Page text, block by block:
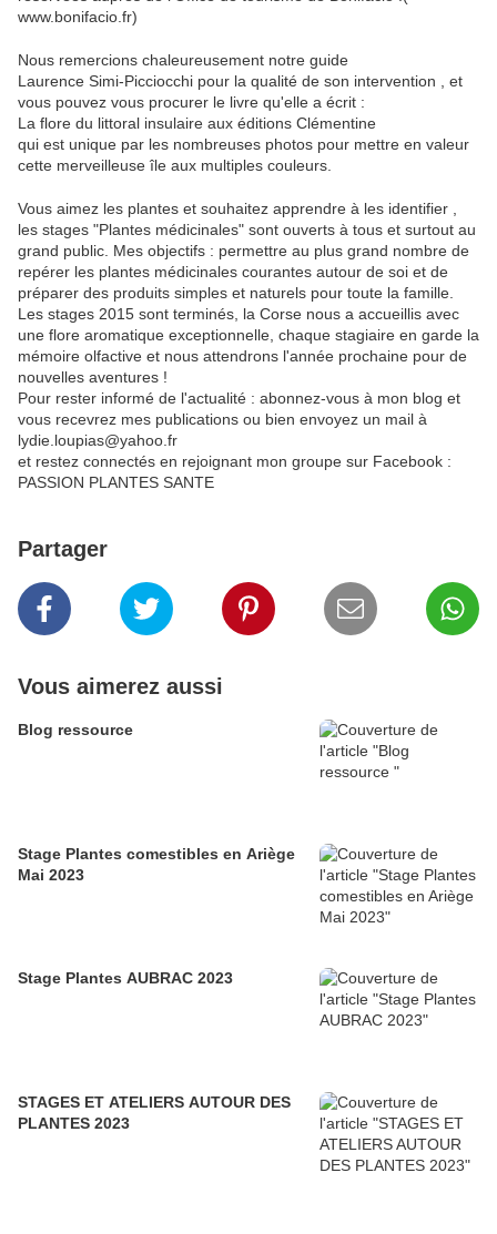
www.bonifacio.fr)
Nous remercions chaleureusement notre guide
Laurence Simi-Picciocchi pour la qualité de son intervention , et
vous pouvez vous procurer le livre qu'elle a écrit :
La flore du littoral insulaire aux éditions Clémentine
qui est unique par les nombreuses photos pour mettre en valeur
cette merveilleuse île aux multiples couleurs.
Vous aimez les plantes et souhaitez apprendre à les identifier ,
les stages "Plantes médicinales" sont ouverts à tous et surtout au
grand public. Mes objectifs : permettre au plus grand nombre de
repérer les plantes médicinales courantes autour de soi et de
préparer des produits simples et naturels pour toute la famille.
Les stages 2015 sont terminés, la Corse nous a accueillis avec
une flore aromatique exceptionnelle, chaque stagiaire en garde la
mémoire olfactive et nous attendrons l'année prochaine pour de
nouvelles aventures !
Pour rester informé de l'actualité : abonnez-vous à mon blog et
vous recevrez mes publications ou bien envoyez un mail à
lydie.loupias@yahoo.fr
et restez connectés en rejoignant mon groupe sur Facebook :
PASSION PLANTES SANTE
Partager
Vous aimerez aussi
Blog ressource
Stage Plantes comestibles en Ariège
Mai 2023
Stage Plantes AUBRAC 2023
STAGES ET ATELIERS AUTOUR DES
PLANTES 2023